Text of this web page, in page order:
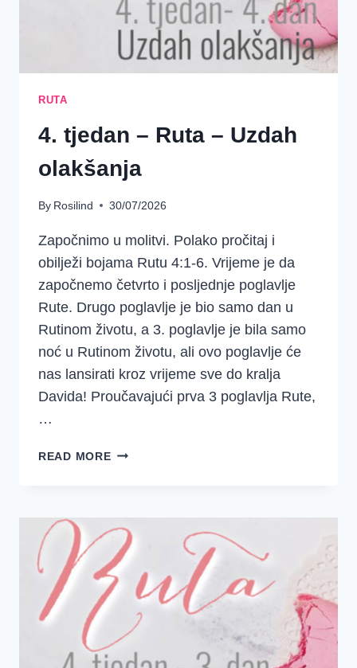
RUTA
4. tjedan – Ruta – Uzdah
olakšanja
By Rosilind 30/07/2026
Započnimo u molitvi. Polako pročitaj i
obilježi bojama Rutu 4:1-6. Vrijeme je da
započnemo četvrto i posljednje poglavlje
Rute. Drugo poglavlje je bio samo dan u
Rutinom životu, a 3. poglavlje je bila samo
noć u Rutinom životu, ali ovo poglavlje će
nas lansirati kroz vrijeme sve do kralja
Davida! Proučavajući prva 3 poglavlja Rute,
…
READ MORE4.
–
UZDAH
OLAKŠANJA